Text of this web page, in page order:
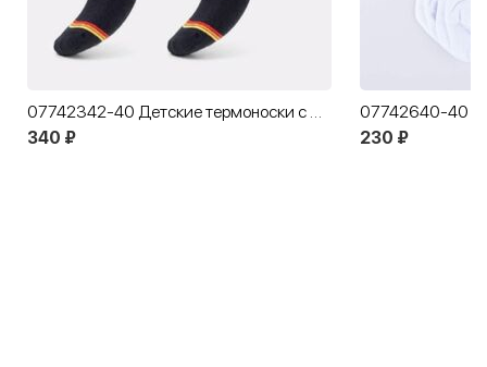
07742342-40 Детские термоноски с махрой MF черный
340 ₽
230 ₽